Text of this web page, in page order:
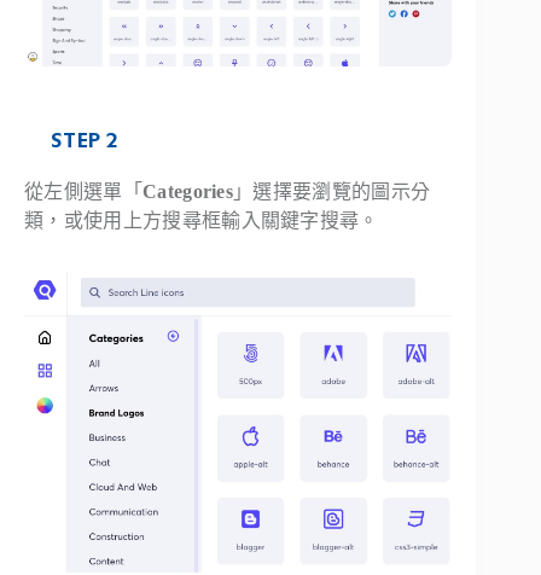
STEP 2
從左側選單「 Categories 」選擇要瀏覽的圖示分
類，或使用上方搜尋框輸入關鍵字搜尋。